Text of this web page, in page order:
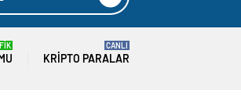
KRIPTO PARALAR
CANLI